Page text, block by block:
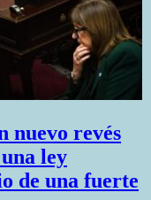
nuevo revés
ley
de una fuerte